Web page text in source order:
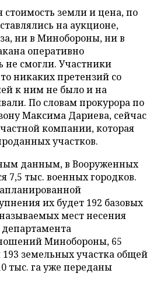
стоимость земли и цена, по
на аукционе,
ни в Минобороны, ни в
оперативно
не смогли. Участники
никаких претензий со
к ним не было и на
По словам прокурора по
Максима Дариева, сейчас
компании, которая
участков.
данным, в Вооруженных
7,5 тыс. военных городков.
их будет 192 базовых
мест несения
Минобороны, 65
земельных участка общей
тыс. га уже переданы